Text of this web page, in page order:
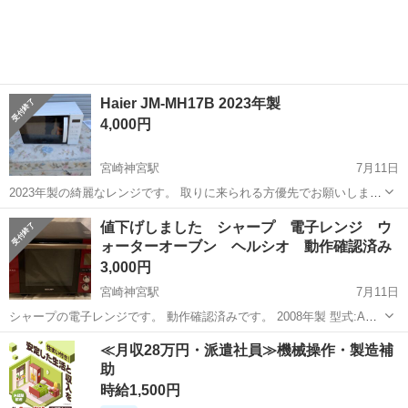
Haier JM-MH17B 2023年製
4,000円
宮崎神宮駅
7月11日
2023年製の綺麗なレンジです。 取りに来られる方優先でお願いしま
す。
宮崎 宮崎市 宮崎神宮駅 キッチン家電
値下げしました シャープ 電子レンジ ウ
ォーターオーブン ヘルシオ 動作確認済み
3,000円
宮崎神宮駅
7月11日
シャープの電子レンジです。 動作確認済みです。 2008年製 型式:AX-
2000-R 全面したのつゆ受け部分のプラスチックのパーツが欠品です。
庫内にさびもありますが、汚れの付着はひどくはありません。 いかが
で...
宮崎 宮崎市 宮崎神宮駅 キッチン家電
≪月収28万円・派遣社員≫機械操作・製造補
助
時給1,500円